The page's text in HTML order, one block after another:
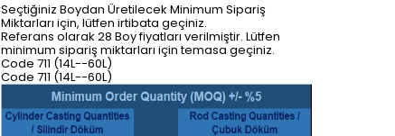
Seçtiğiniz Boydan Üretilecek Minimum Sipariş
Miktarları için, lütfen irtibata geçiniz.
Referans olarak 28 Boy fiyatları verilmiştir. Lütfen
minimum sipariş miktarları için temasa geçiniz.
Code 711 (14L--60L)
Code 711 (14L--60L)